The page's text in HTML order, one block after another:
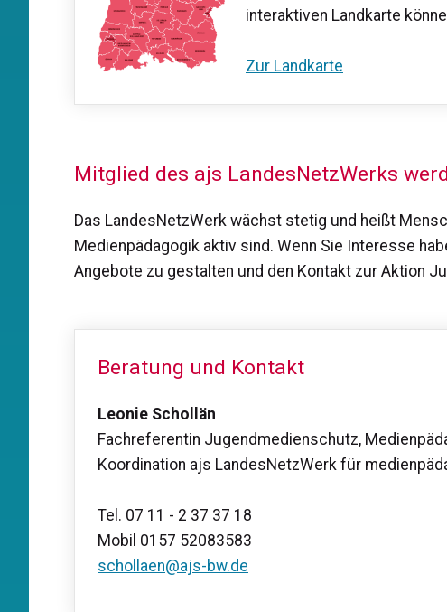
interaktiven Landkarte
Zur Landkarte
Mitglied des ajs LandesNetzWerks
Das LandesNetzWerk wächst stetig und heißt
Medienpädagogik aktiv sind. Wenn Sie Interesse
Angebote zu gestalten und den Kontakt zur Aktion
Beratung und Kontakt
Leonie Schollän
Fachreferentin Jugendmedienschutz,
Koordination ajs LandesNetzWerk für
Tel. 07 11 - 2 37 37 18
Mobil 0157 52083583
schollaen@ajs-bw.de